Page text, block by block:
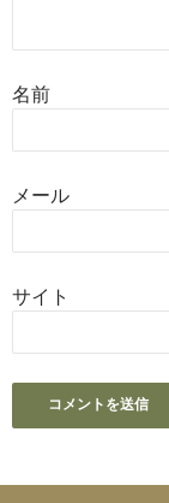
名前
メール
サイト